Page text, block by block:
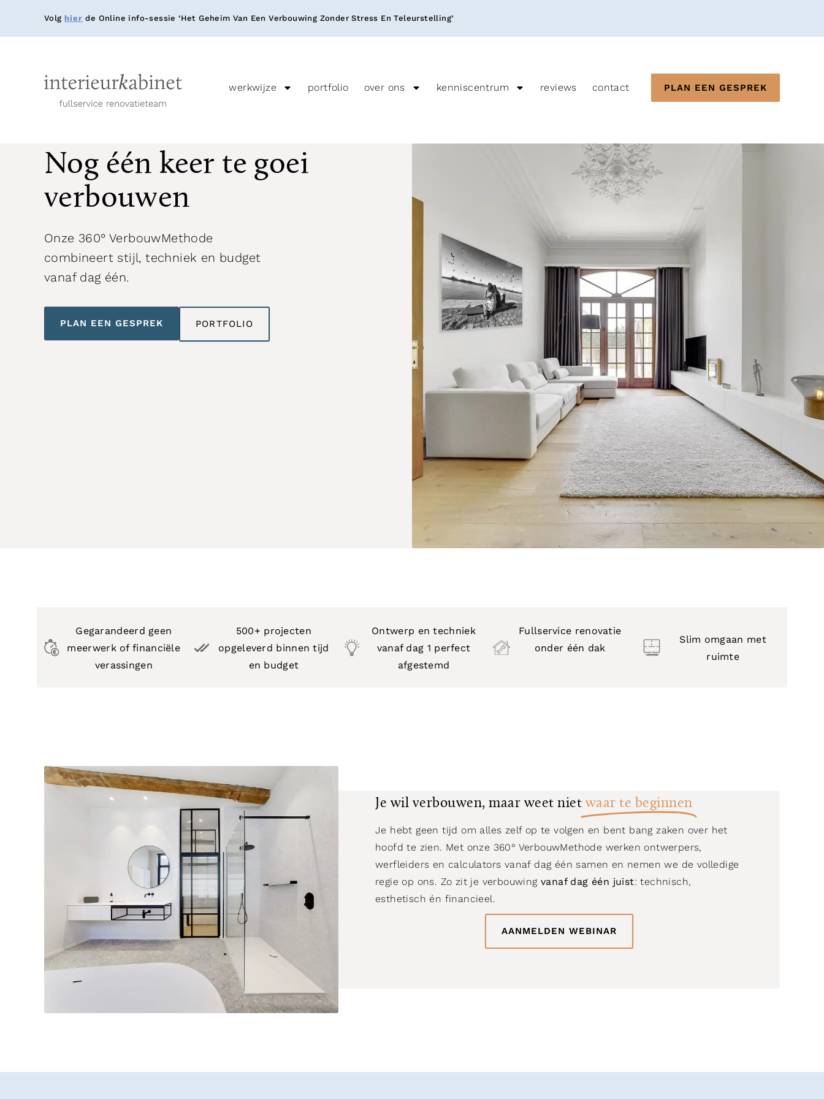
Volg hier de Online info-sessie ‘Het Geheim Van Een Verbouwing Zonder Stress En Teleurstelling’
werkwijze portfolio over ons kenniscentrum reviews contact PLAN EEN GESPREK
Nog één keer te goei
verbouwen
Onze 360° VerbouwMethode
combineert stijl, techniek en budget
vanaf dag één.
PLAN EEN GESPREK PORTFOLIO
Gegarandeerd geen
meerwerk of financiële
verassingen
500+ projecten
opgeleverd binnen tijd
en budget
Ontwerp en techniek
vanaf dag 1 perfect
afgestemd
Fullservice renovatie
onder één dak
Slim omgaan met
ruimte
Je wil verbouwen, maar weet niet waar te beginnen
Je hebt geen tijd om alles zelf op te volgen en bent bang zaken over het
hoofd te zien. Met onze 360° VerbouwMethode werken ontwerpers,
werfleiders en calculators vanaf dag één samen en nemen we de volledige
regie op ons. Zo zit je verbouwing vanaf dag één juist: technisch,
esthetisch én financieel.
AANMELDEN WEBINAR